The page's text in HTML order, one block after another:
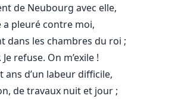
de Neubourg avec elle,
pleuré contre moi,
dans les chambres du roi ;
refuse. On m’exile !
ans d’un labeur difficile,
de travaux nuit et jour ;